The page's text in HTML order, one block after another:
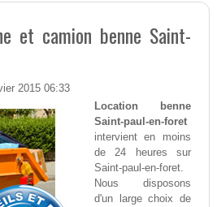
et camion benne Saint-
2015 06:33
Location benne
Saint-paul-en-foret
intervient en moins
de 24 heures sur
Saint-paul-en-foret.
Nous disposons
d'un large choix de